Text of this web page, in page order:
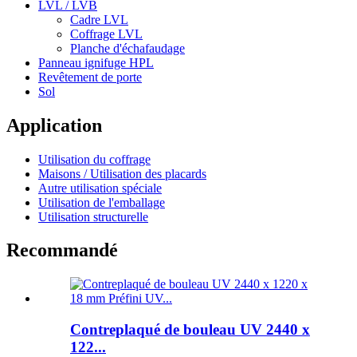
LVL / LVB
Cadre LVL
Coffrage LVL
Planche d'échafaudage
Panneau ignifuge HPL
Revêtement de porte
Sol
Application
Utilisation du coffrage
Maisons / Utilisation des placards
Autre utilisation spéciale
Utilisation de l'emballage
Utilisation structurelle
Recommandé
Contreplaqué de bouleau UV 2440 x
122...